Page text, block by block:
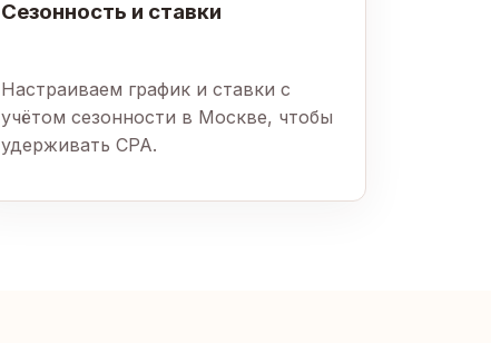
Сезонность и ставки
Настраиваем график и ставки с
учётом сезонности в Москве, чтобы
удерживать CPA.